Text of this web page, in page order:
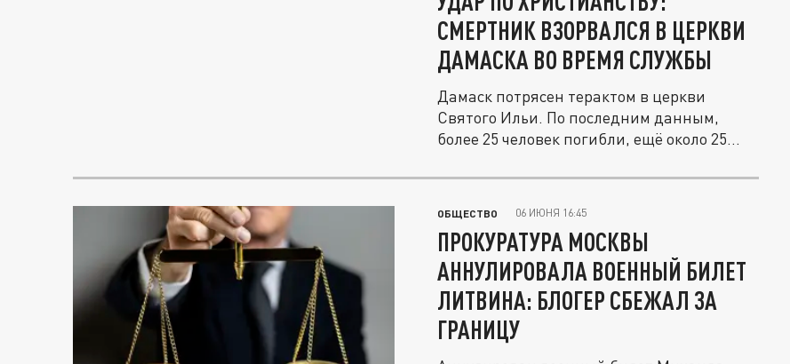
СМЕРТНИК ВЗОРВАЛСЯ В ЦЕРКВИ
ДАМАСКА ВО ВРЕМЯ СЛУЖБЫ
Дамаск потрясен терактом в церкви
Святого Ильи. По последним данным,
более 25 человек погибли, ещё около 25...
ОБЩЕСТВО 06 ИЮНЯ 16:45
ПРОКУРАТУРА МОСКВЫ
АННУЛИРОВАЛА ВОЕННЫЙ БИЛЕТ
ЛИТВИНА: БЛОГЕР СБЕЖАЛ ЗА
ГРАНИЦУ